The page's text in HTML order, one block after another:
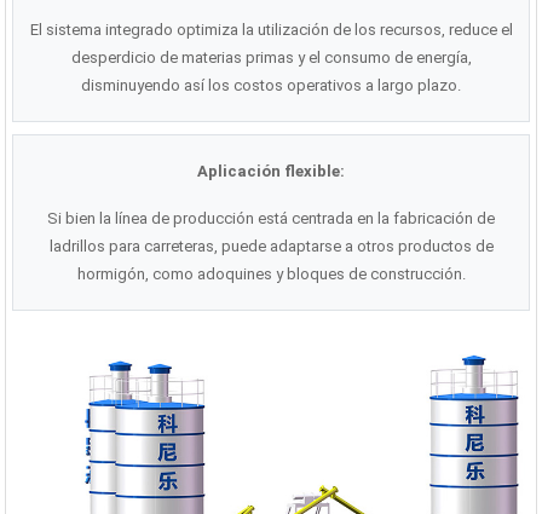
El sistema integrado optimiza la utilización de los recursos, reduce el
desperdicio de materias primas y el consumo de energía,
disminuyendo así los costos operativos a largo plazo.
Aplicación flexible:
Si bien la línea de producción está centrada en la fabricación de
ladrillos para carreteras, puede adaptarse a otros productos de
hormigón, como adoquines y bloques de construcción.